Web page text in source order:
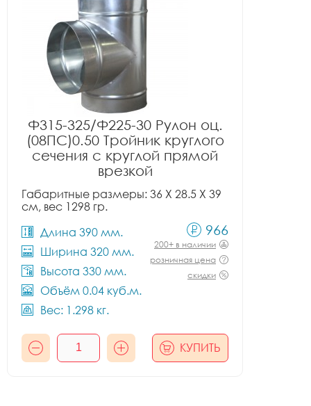
Ф315-325/Ф225-30 Рулон оц.
(08ПС)0.50 Тройник круглого
сечения с круглой прямой
врезкой
Габаритные размеры: 36 X 28.5 X 39
см, вес 1298 гр.
Длина 390 мм.
Ширина 320 мм.
Высота 330 мм.
Объём 0.04 куб.м.
Вес: 1.298 кг.
966
200+ в наличии
розничная цена
скидки
КУПИТЬ